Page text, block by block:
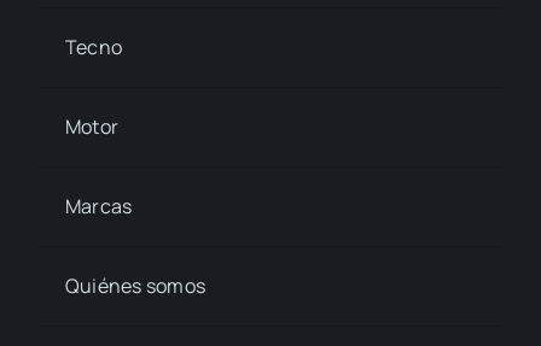
Tecno
Motor
Marcas
Quiénes somos